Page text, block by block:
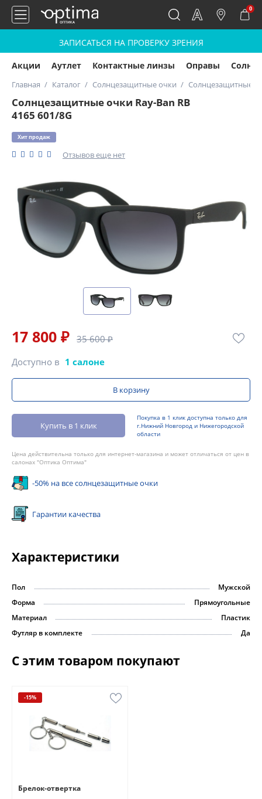
0
ЗАПИСАТЬСЯ НА ПРОВЕРКУ ЗРЕНИЯ
Акции Аутлет Контактные линзы Оправы
Главная Каталог Солнцезащитные очки Солнцезащитные
Солнцезащитные очки Ray-Ban RB
4165 601/8G
Хит продаж
Отзывов еще нет
17 800 ₽ 35 600 ₽
Доступно в 1 салоне
В корзину
Купить в 1 клик
Покупка в 1 клик доступна только для
г.Нижний Новгород и Нижегородской
области
Цена действительна только для интернет-магазина и может отличаться от цен в
салонах "Оптика Оптима"
-50% на все солнцезащитные очки
Гарантии качества
Характеристики
Пол
Мужской
Форма
Прямоугольные
Материал
Пластик
Футляр в комплекте
Да
С этим товаром покупают
-15%
Брелок-отвертка